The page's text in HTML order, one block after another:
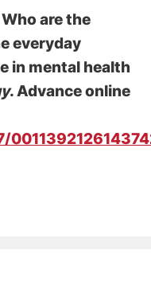
Who are the
everyday
in mental health
. Advance online